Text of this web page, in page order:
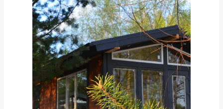
Усадьба Добрынино. Ярославль
от5 930 ₽
Добавить в вишлист